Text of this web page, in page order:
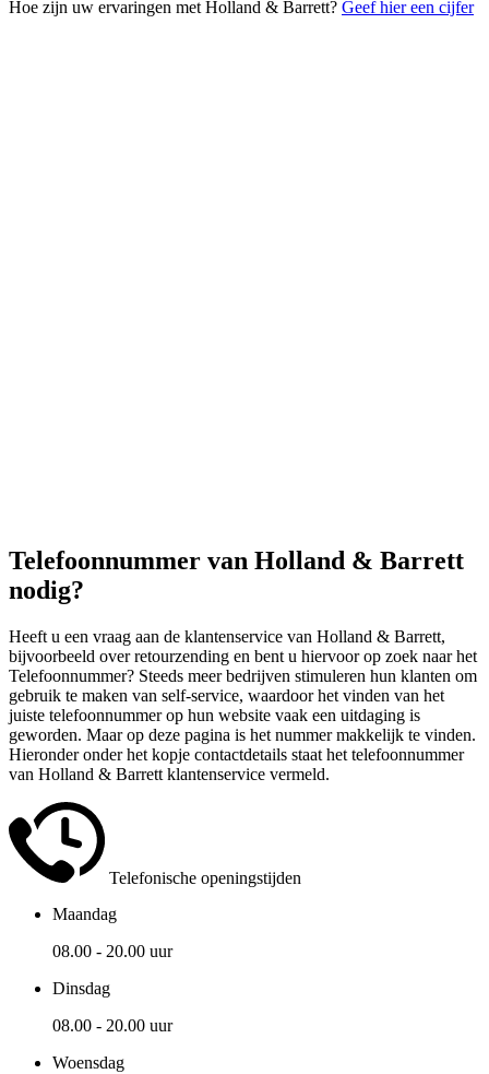
Hoe zijn uw ervaringen met Holland & Barrett? Geef hier een cijfer
Telefoonnummer van Holland & Barrett
nodig?
Heeft u een vraag aan de klantenservice van Holland & Barrett,
bijvoorbeeld over retourzending en bent u hiervoor op zoek naar het
Telefoonnummer? Steeds meer bedrijven stimuleren hun klanten om
gebruik te maken van self-service, waardoor het vinden van het
juiste telefoonnummer op hun website vaak een uitdaging is
geworden. Maar op deze pagina is het nummer makkelijk te vinden.
Hieronder onder het kopje contactdetails staat het telefoonnummer
van Holland & Barrett klantenservice vermeld.
Telefonische openingstijden
Maandag
08.00 - 20.00 uur
Dinsdag
08.00 - 20.00 uur
Woensdag